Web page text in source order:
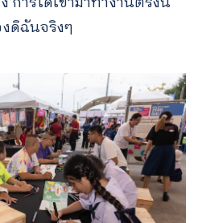
ดิฉันจริงๆ